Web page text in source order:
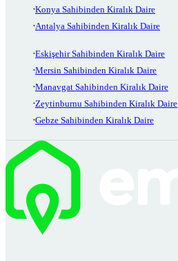
Konya Sahibinden Kiralık Daire
Antalya Sahibinden Kiralık Daire
Eskişehir Sahibinden Kiralık Daire
Mersin Sahibinden Kiralık Daire
Manavgat Sahibinden Kiralık Daire
Zeytinburnu Sahibinden Kiralık Daire
Gebze Sahibinden Kiralık Daire